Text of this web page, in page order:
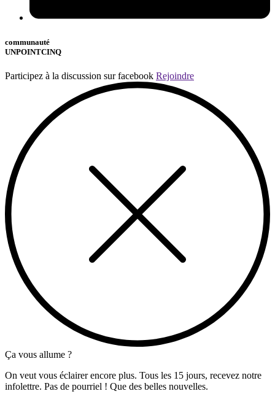
communauté
UNPOINTCINQ
Participez à la discussion sur facebook Rejoindre
Ça vous allume ?
On veut vous éclairer encore plus. Tous les 15 jours, recevez notre
infolettre. Pas de pourriel ! Que des belles nouvelles.